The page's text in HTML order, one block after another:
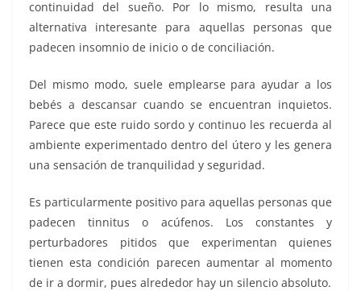
continuidad del sueño. Por lo mismo, resulta una
alternativa interesante para aquellas personas que
padecen insomnio de inicio o de conciliación.
Del mismo modo, suele emplearse para ayudar a los
bebés a descansar cuando se encuentran inquietos.
Parece que este ruido sordo y continuo les recuerda al
ambiente experimentado dentro del útero y les genera
una sensación de tranquilidad y seguridad.
Es particularmente positivo para aquellas personas que
padecen tinnitus o acúfenos. Los constantes y
perturbadores pitidos que experimentan quienes
tienen esta condición parecen aumentar al momento
de ir a dormir, pues alrededor hay un silencio absoluto.